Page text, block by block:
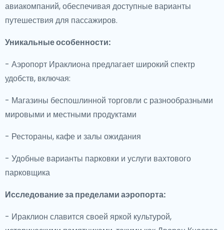
авиакомпаний, обеспечивая доступные варианты
путешествия для пассажиров.
Уникальные особенности:
- Аэропорт Ираклиона предлагает широкий спектр
удобств, включая:
- Магазины беспошлинной торговли с разнообразными
мировыми и местными продуктами
- Рестораны, кафе и залы ожидания
- Удобные варианты парковки и услуги вахтового
парковщика
Исследование за пределами аэропорта:
- Ираклион славится своей яркой культурой,